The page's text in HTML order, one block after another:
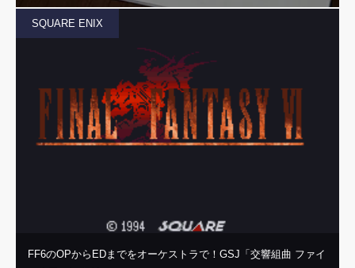
SQUARE ENIX
FF6のOPからEDまでをオーケストラで！GSJ「交響組曲 ファイ